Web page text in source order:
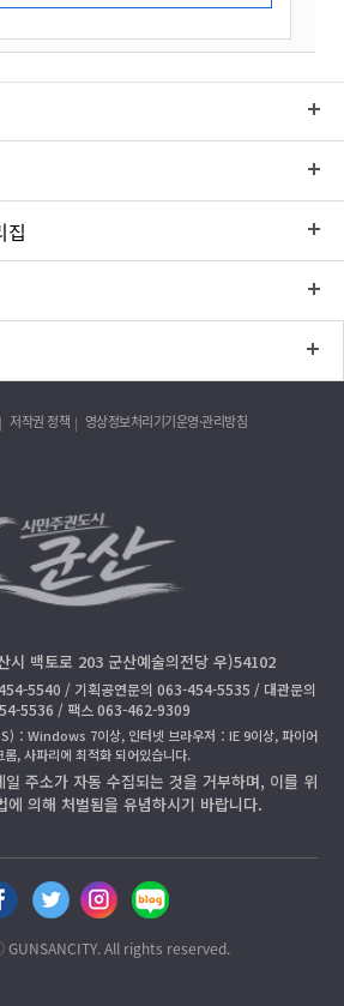
집
저작권 정책 영상정보처리기기운영·관리방침
시 백토로 203 군산예술의전당 우)54102
5540 / 기획공연문의 063-454-5535 / 대관문의
5536 / 팩스 063-462-9309
：Windows 7이상, 인터넷 브라우저：IE 9이상, 파이어
롬, 사파리에 최적화 되어있습니다.
주소가 자동 수집되는 것을 거부하며, 이를 위
에 의해 처벌됨을 유념하시기 바랍니다.
트
위
터
인
스
타
블
로
그
All rights reserved.